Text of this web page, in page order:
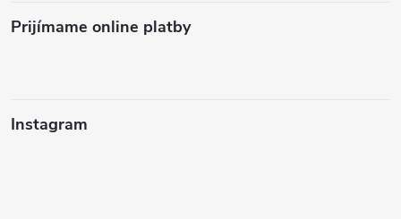
Prijímame online platby
Instagram